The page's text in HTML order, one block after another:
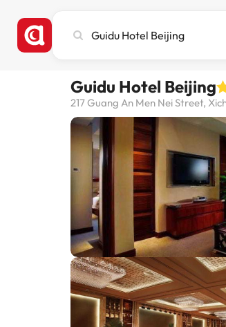
cidade,
destino
Guidu Hotel Beijing
217 Guang An Men Nei Street,